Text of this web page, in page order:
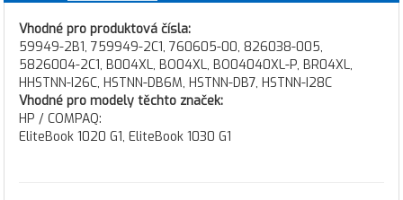
Vhodné pro produktová čísla:
59949-2B1, 759949-2C1, 760605-00, 826038-005,
5826004-2C1, B004XL, BO04XL, BO04040XL-P, BR04XL,
HHSTNN-I26C, HSTNN-DB6M, HSTNN-DB7, HSTNN-I28C
Vhodné pro modely těchto značek:
HP / COMPAQ:
EliteBook 1020 G1, EliteBook 1030 G1